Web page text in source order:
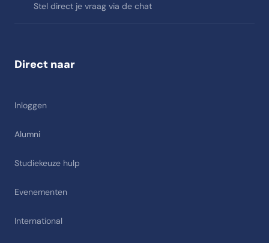
Stel direct je vraag via de chat
Direct naar
Inloggen
Alumni
Studiekeuze hulp
Evenementen
International